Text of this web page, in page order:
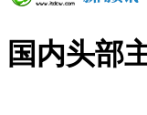
国内头部